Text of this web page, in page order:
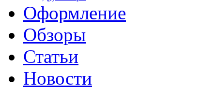
Оформление
Обзоры
Статьи
Новости